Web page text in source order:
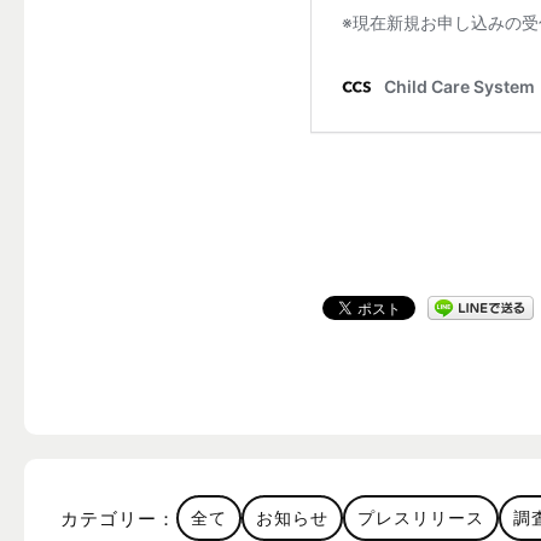
カテゴリー： 全て お知らせ プレスリリース 調